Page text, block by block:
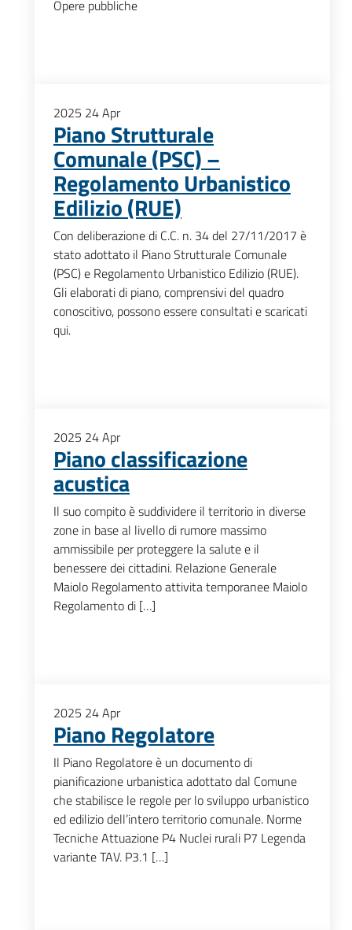
Opere pubbliche
2025 24Apr
Piano Strutturale
Comunale (PSC) –
Regolamento Urbanistico
Edilizio (RUE)
Con deliberazione di C.C. n. 34 del 27/11/2017 è
stato adottato il Piano Strutturale Comunale
(PSC) e Regolamento Urbanistico Edilizio (RUE).
Gli elaborati di piano, comprensivi del quadro
conoscitivo, possono essere consultati e scaricati
qui.
2025 24Apr
Piano classificazione
acustica
Il suo compito è suddividere il territorio in diverse
zone in base al livello di rumore massimo
ammissibile per proteggere la salute e il
benessere dei cittadini. Relazione Generale
Maiolo Regolamento attivita temporanee Maiolo
Regolamento di […]
2025 24Apr
Piano Regolatore
Il Piano Regolatore è un documento di
pianificazione urbanistica adottato dal Comune
che stabilisce le regole per lo sviluppo urbanistico
ed edilizio dell’intero territorio comunale. Norme
Tecniche Attuazione P4 Nuclei rurali P7 Legenda
variante TAV. P3.1 […]